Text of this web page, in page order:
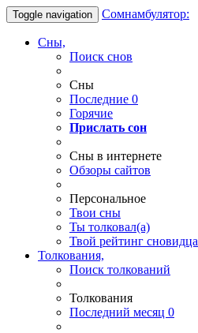
Toggle navigation Сомнамбулятор:
Сны,
Поиск снов
Сны
Последние 0
Горячие
Прислать сон
Сны в интернете
Обзоры сайтов
Персональное
Твои сны
Ты толковал(а)
Твой рейтинг сновидца
Толкования,
Поиск толкований
Толкования
Последний месяц 0